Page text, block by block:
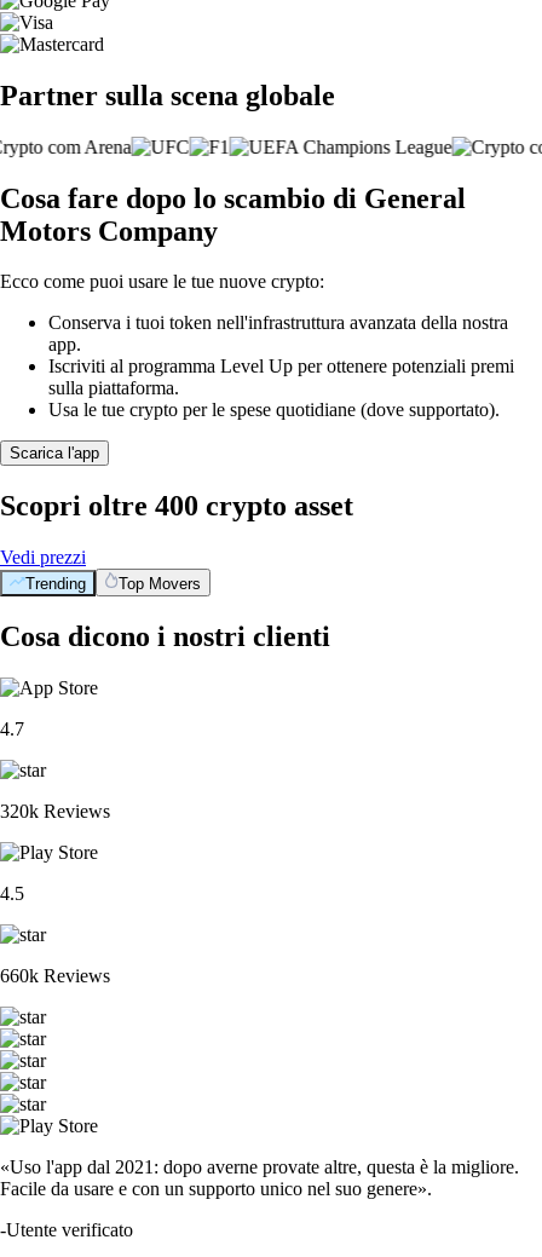
Partner sulla scena globale
Cosa fare dopo lo scambio di General
Motors Company
Ecco come puoi usare le tue nuove crypto:
Conserva i tuoi token nell'infrastruttura avanzata della nostra
app.
Iscriviti al programma Level Up per ottenere potenziali premi
sulla piattaforma.
Usa le tue crypto per le spese quotidiane (dove supportato).
Scarica l'app
Scopri oltre 400 crypto asset
Vedi prezzi
Trending Top Movers
Cosa dicono i nostri clienti
4.7
320k Reviews
4.5
660k Reviews
«Uso l'app dal 2021: dopo averne provate altre, questa è la migliore.
Facile da usare e con un supporto unico nel suo genere».
-Utente verificato